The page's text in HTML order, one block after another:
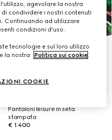
Pantaloni leisure in seta
stampata
€ 1.400
agevolare la nostra
condividere i nostri contenuti
Continuando ad utilizzare
condizioni d'uso.
tecnologie e sul loro utilizzo
la nostra
Politica sui cookie.
COOKIE